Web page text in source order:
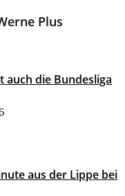
Plus
auch die Bundesliga
aus der Lippe bei